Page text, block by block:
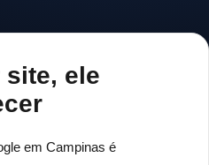
site, ele
em Campinas é